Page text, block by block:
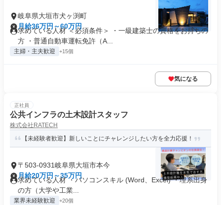
岐阜県大垣市犬ヶ渕町
月給36万円～60万円
求めている人材 ＜必須条件＞ ・一級建築士の資格をお持ちの
方 ・普通自動車運転免許（A...
主婦・主夫歓迎 +15個
気になる
正社員
公共インフラの土木設計スタッフ
株式会社RATECH
【未経験者歓迎】新しいことにチャレンジしたい方を全力応援！
〒503-0931岐阜県大垣市本今
月給20万円～35万円
求めている人材 ・パソコンスキル (Word、Excel) ・理系出身
の方（大学や工業...
業界未経験歓迎 +20個